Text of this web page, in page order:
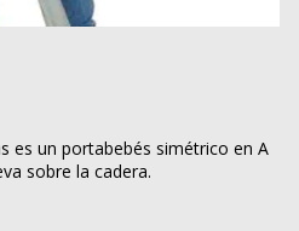
es un portabebés simétrico en A
sobre la cadera.